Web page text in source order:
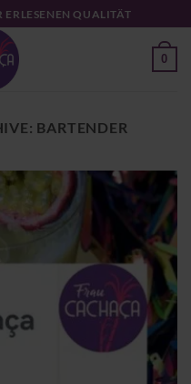
QUALITÄT
0
BARTENDER